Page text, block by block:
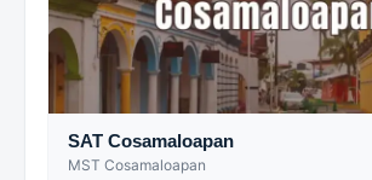
SAT Cosamaloapan
MST Cosamaloapan